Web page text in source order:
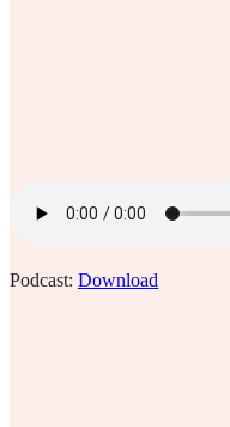
Podcast: Download